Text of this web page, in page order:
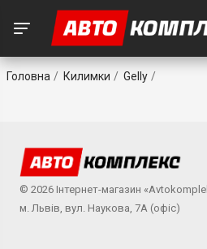
Головна Килимки Gelly
© 2026 Інтернет-магазин
м. Львів, вул. Наукова, 7А (офіс)